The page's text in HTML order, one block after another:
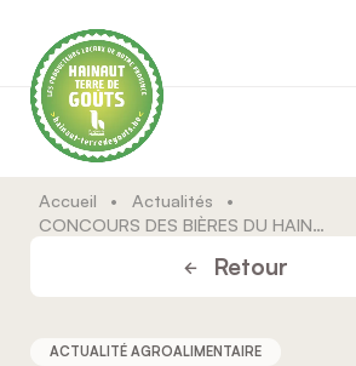
Accueil • Actualités
•
CONCOURS DES BIÈRES DU HAINAUT 2024 | CAT. SAISON – IPA – BRUNES | LES RÉSULTATS COMPLETS
Retour
ACTUALITÉ AGROALIMENTAIRE